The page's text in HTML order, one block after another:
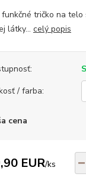
funkčné tričko na
látky... celý popis
/ farba:
cena
EUR/ks